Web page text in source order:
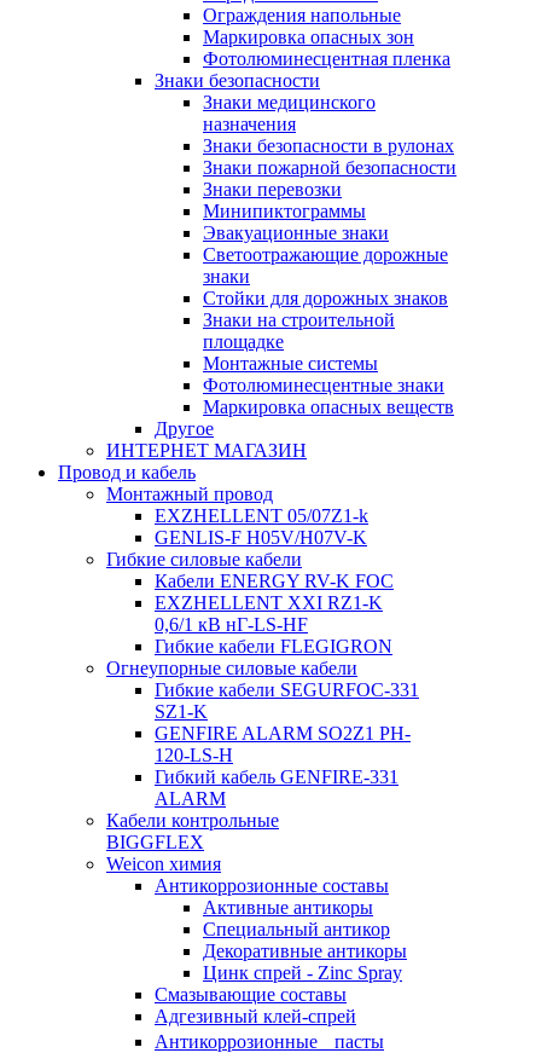
Ограждения напольные
Маркировка опасных зон
Фотолюминесцентная пленка
Знаки безопасности
Знаки медицинского
назначения
Знаки безопасности в рулонах
Знаки пожарной безопасности
Знаки перевозки
Минипиктограммы
Эвакуационные знаки
Светоотражающие дорожные
знаки
Стойки для дорожных знаков
Знаки на строительной
площадке
Монтажные системы
Фотолюминесцентные знаки
Маркировка опасных веществ
Другое
ИНТЕРНЕТ МАГАЗИН
Провод и кабель
Монтажный провод
EXZHELLENT 05/07Z1-k
GENLIS-F Н05V/H07V-K
Гибкие силовые кабели
Кабели ENERGY RV-K FOC
EXZHELLENT XXI RZ1-K
0,6/1 кВ нГ-LS-HF
Гибкие кабели FLEGIGRON
Огнеупорные силовые кабели
Гибкие кабели SEGURFOC-331
SZ1-K
GENFIRE ALARM SO2Z1 PH-
120-LS-H
Гибкий кабель GENFIRE-331
ALARM
Кабели контрольные
BIGGFLEX
Weicon химия
Антикоррозионные составы
Активные антикоры
Специальный антикор
Декоративные антикоры
Цинк спрей - Zinc Spray
Смазывающие составы
Адгезивный клей-спрей
Антикоррозионные пасты